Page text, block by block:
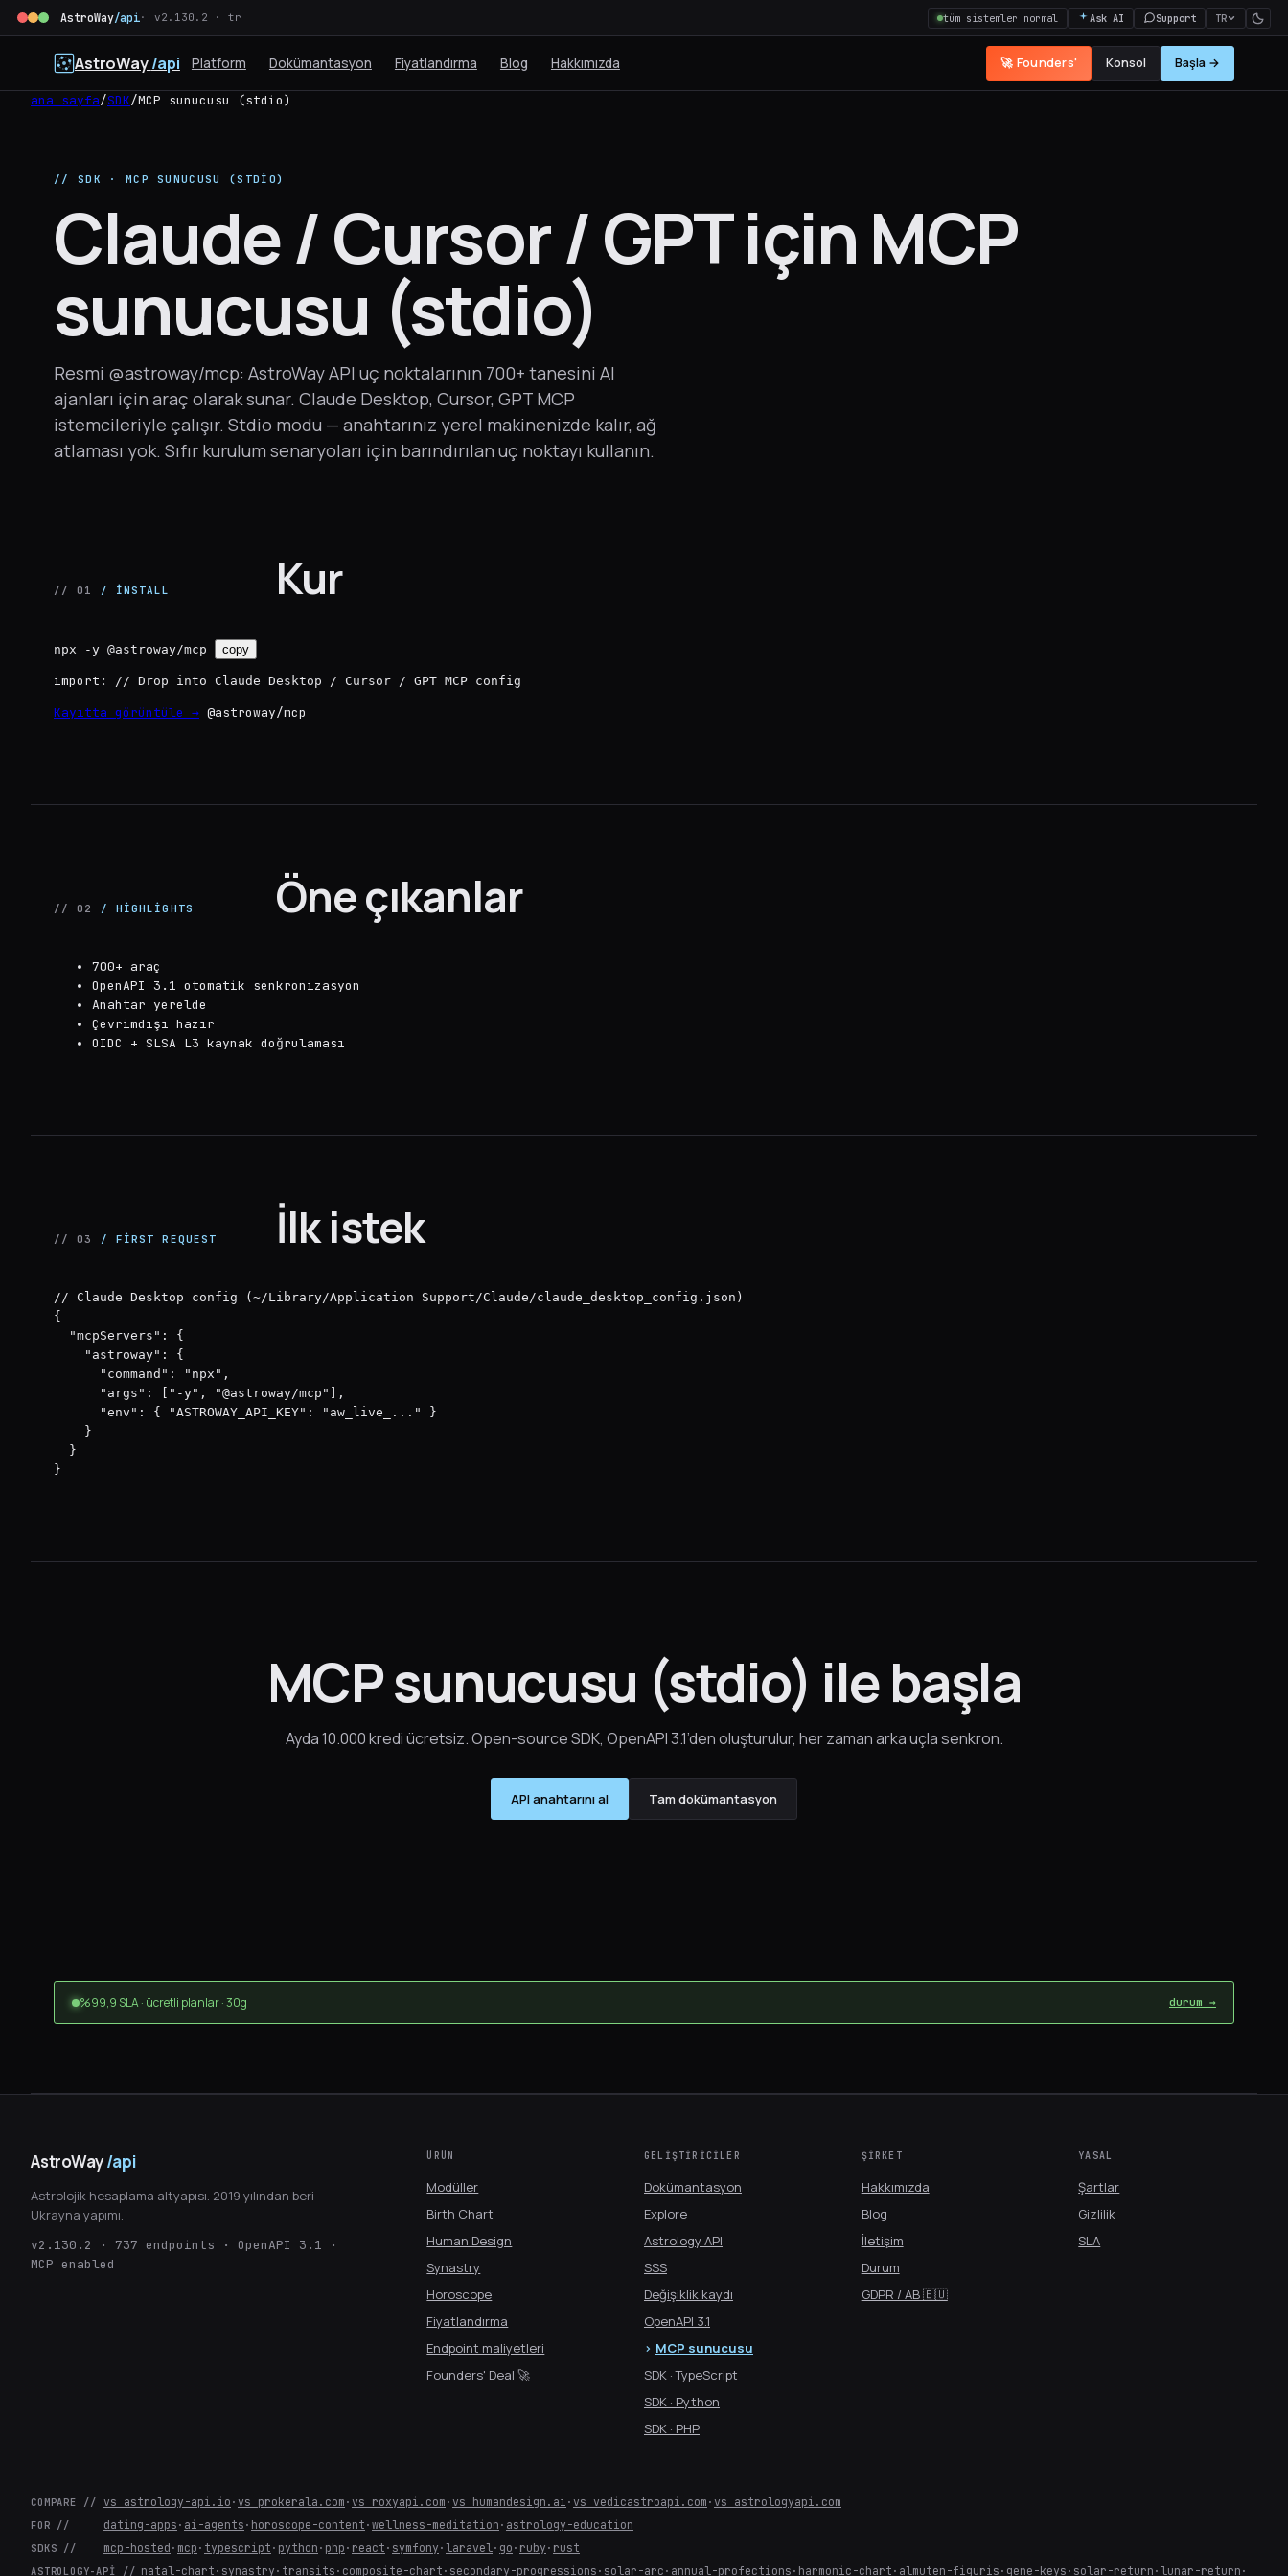
AstroWay/api v2.130.2 · tr tüm sistemler normal Ask AI Support TR
AstroWay/api Platform Dokümantasyon Fiyatlandırma Blog Hakkımızda 🚀 Founders' Konsol Başla →
ana sayfa/SDK/MCP sunucusu (stdio)
// SDK · MCP SUNUCUSU (STDIO)
Claude / Cursor / GPT için MCP
sunucusu (stdio)
Resmi @astroway/mcp: AstroWay API uç noktalarının 700+ tanesini AI
ajanları için araç olarak sunar. Claude Desktop, Cursor, GPT MCP
istemcileriyle çalışır. Stdio modu — anahtarınız yerel makinenizde kalır, ağ
atlaması yok. Sıfır kurulum senaryoları için barındırılan uç noktayı kullanın.
// 01 / INSTALL Kur
npx -y @astroway/mcp copy
import: // Drop into Claude Desktop / Cursor / GPT MCP config
Kayıtta görüntüle → @astroway/mcp
// 02 / HIGHLIGHTS Öne çıkanlar
700+ araç
OpenAPI 3.1 otomatik senkronizasyon
Anahtar yerelde
Çevrimdışı hazır
OIDC + SLSA L3 kaynak doğrulaması
// 03 / FIRST REQUEST İlk istek
// Claude Desktop config (~/Library/Application Support/Claude/claude_desktop_config.json)
{
  "mcpServers": {
    "astroway": {
      "command": "npx",
      "args": ["-y", "@astroway/mcp"],
      "env": { "ASTROWAY_API_KEY": "aw_live_..." }
    }
  }
}
MCP sunucusu (stdio) ile başla
Ayda 10.000 kredi ücretsiz. Open-source SDK, OpenAPI 3.1’den oluşturulur, her zaman arka uçla senkron.
API anahtarını al Tam dokümantasyon
%99,9 SLA · ücretli planlar · 30g durum →
AstroWay/api
Astrolojik hesaplama altyapısı. 2019 yılından beri
Ukrayna yapımı.
v2.130.2 · 737 endpoints · OpenAPI 3.1 ·
MCP enabled
ÜRÜN
Modüller
Birth Chart
Human Design
Synastry
Horoscope
Fiyatlandırma
Endpoint maliyetleri
Founders' Deal 🚀
GELIŞTIRICILER
Dokümantasyon
Explore
Astrology API
SSS
Değişiklik kaydı
OpenAPI 3.1
MCP sunucusu
SDK · TypeScript
SDK · Python
SDK · PHP
ŞIRKET
Hakkımızda
Blog
İletişim
Durum
GDPR / AB 🇪🇺
YASAL
Şartlar
Gizlilik
SLA
COMPARE // vs astrology-api.io · vs prokerala.com · vs roxyapi.com · vs humandesign.ai · vs vedicastroapi.com · vs astrologyapi.com
FOR // dating-apps · ai-agents · horoscope-content · wellness-meditation · astrology-education
SDKS // mcp-hosted · mcp · typescript · python · php · react · symfony · laravel· go · ruby · rust
ASTROLOGY-API // natal-chart · synastry · transits · composite-chart · secondary-progressions · solar-arc · annual-profections · harmonic-chart · almuten-figuris · gene-keys · solar-return ·lunar-return ·